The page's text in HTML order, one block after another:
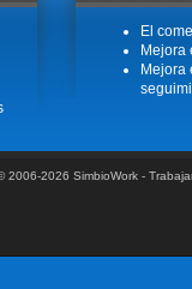
El
Mejora
Mejora
2006-2026 SimbioWork -